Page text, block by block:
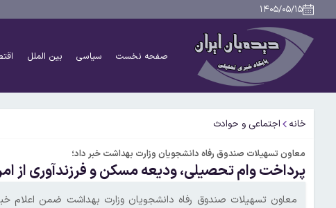
۱۴۰۵/۰۵/۱۵
صفحه نخست سیاسی بین الملل
خانه اجتماعی و حوادث
معاون تسهیلات صندوق رفاه دانشجویان وزارت بهداشت خبر داد؛
پرداخت وام تحصیلی، ودیعه مسکن و فرزندآوری از